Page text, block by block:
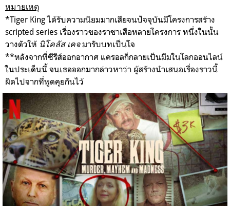
หมายเหตุ
*Tiger King ได้รับความนิยมมากเสียจนปัจจุบันมีโครงการสร้าง
scripted series เรื่องราวของราชาเสือหลายโครงการ หนึ่งในนั้น
วางตัวให้ นิโคลัส เคจมารับบทเป็นโจ
**หลังจากที่ซีรีส์ออกอากาศ แครอลก็กลายเป็นมีมในโลกออนไลน์
ในประเด็นนี้ จนเธอออกมากล่าวหาว่า ผู้สร้างนำเสนอเรื่องราวนี้
ผิดไปจากที่พูดคุยกันไว้